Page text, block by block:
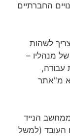
החברתיים
לשהות
מנהליו –
עבודה,
מ"אתר
הנייד
העובד (למשל